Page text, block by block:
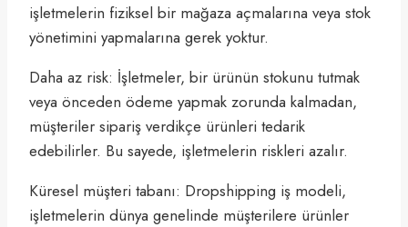
işletmelerin fiziksel bir mağaza açmalarına veya stok
yönetimini yapmalarına gerek yoktur.
Daha az risk: İşletmeler, bir ürünün stokunu tutmak
veya önceden ödeme yapmak zorunda kalmadan,
müşteriler sipariş verdikçe ürünleri tedarik
edebilirler. Bu sayede, işletmelerin riskleri azalır.
Küresel müşteri tabanı: Dropshipping iş modeli,
işletmelerin dünya genelinde müşterilere ürünler